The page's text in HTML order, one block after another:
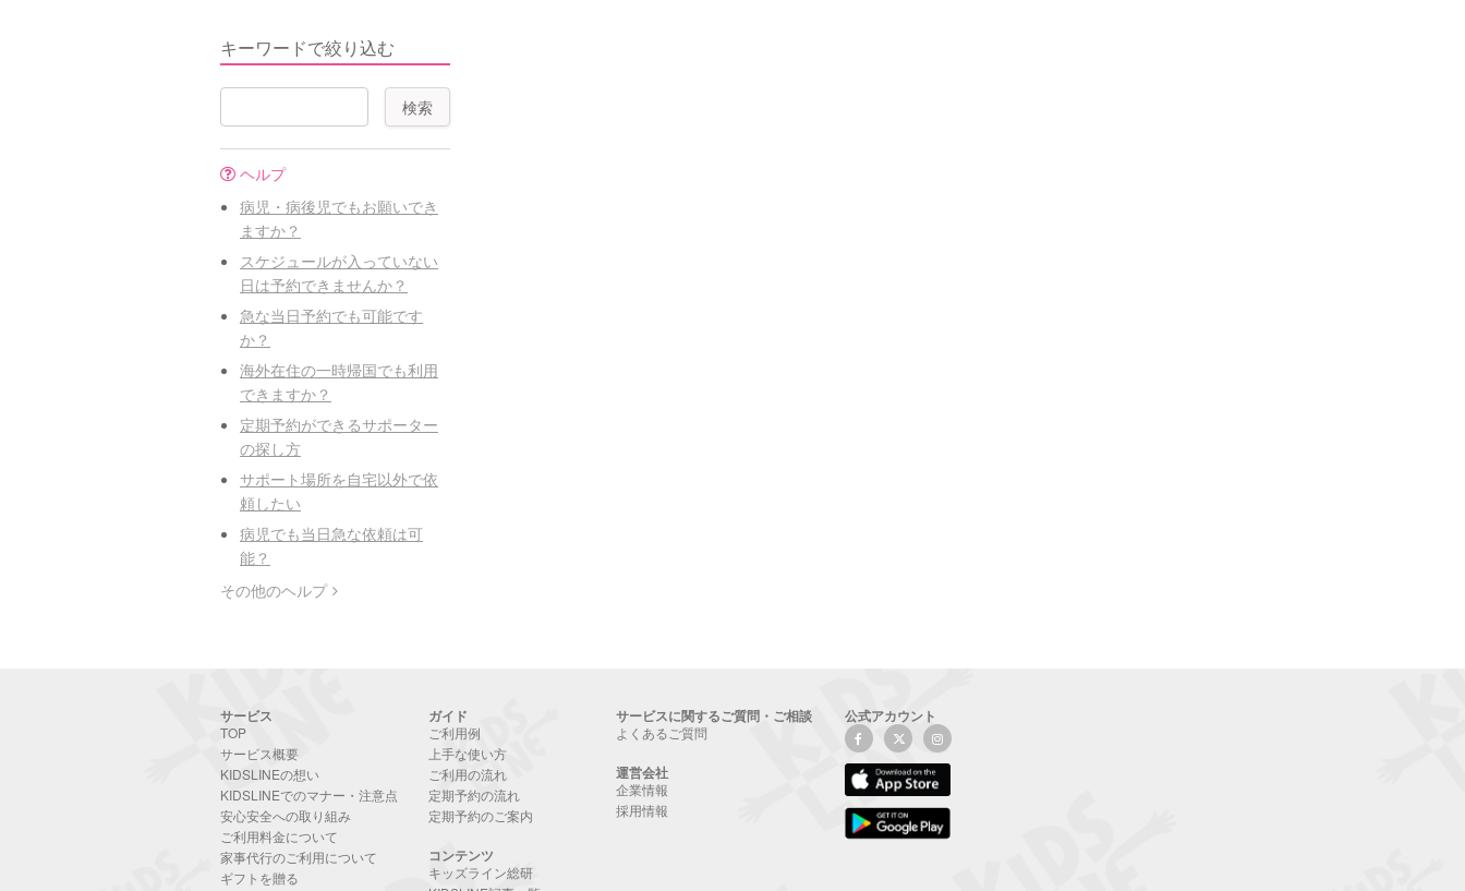
キーワードで絞り込む
ヘルプ
病児・病後児でもお願いでき
ますか？
スケジュールが入っていない
日は予約できませんか？
急な当日予約でも可能です
か？
海外在住の一時帰国でも利用
できますか？
定期予約ができるサポーター
の探し方
サポート場所を自宅以外で依
頼したい
病児でも当日急な依頼は可
能？
その他のヘルプ
サービス
TOP
サービス概要
KIDSLINEの想い
KIDSLINEでのマナー・注意点
安心安全への取り組み
ご利用料金について
家事代行のご利用について
ギフトを贈る
ガイド
ご利用例
上手な使い方
ご利用の流れ
定期予約の流れ
定期予約のご案内
コンテンツ
キッズライン総研
サービスに関するご質問・ご相談
よくあるご質問
運営会社
企業情報
採用情報
公式アカウント